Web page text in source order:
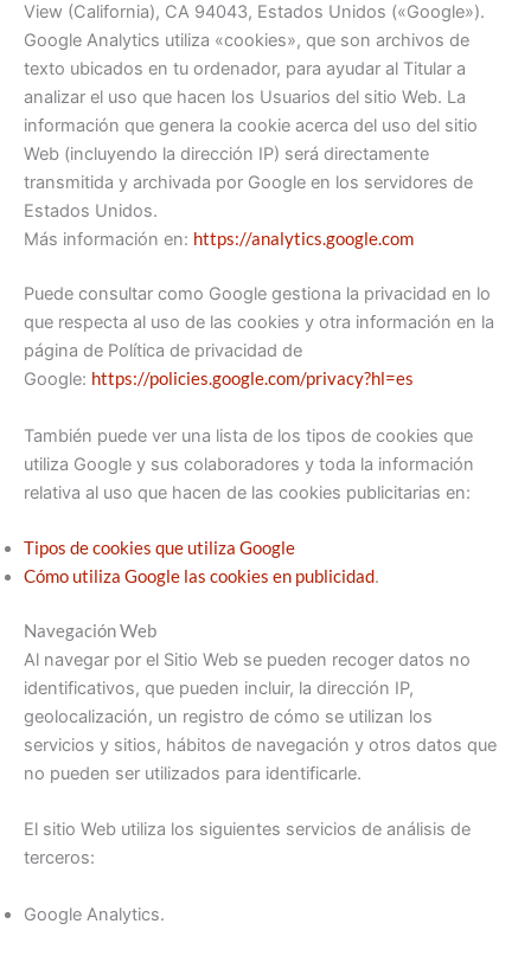
View (California), CA 94043, Estados Unidos («Google»).
Google Analytics utiliza «cookies», que son archivos de
texto ubicados en tu ordenador, para ayudar al Titular a
analizar el uso que hacen los Usuarios del sitio Web. La
información que genera la cookie acerca del uso del sitio
Web (incluyendo la dirección IP) será directamente
transmitida y archivada por Google en los servidores de
Estados Unidos.
Más información en: https://analytics.google.com
Puede consultar como Google gestiona la privacidad en lo
que respecta al uso de las cookies y otra información en la
página de Política de privacidad de
Google: https://policies.google.com/privacy?hl=es
También puede ver una lista de los tipos de cookies que
utiliza Google y sus colaboradores y toda la información
relativa al uso que hacen de las cookies publicitarias en:
Tipos de cookies que utiliza Google
Cómo utiliza Google las cookies en publicidad.
Navegación Web
Al navegar por el Sitio Web se pueden recoger datos no
identificativos, que pueden incluir, la dirección IP,
geolocalización, un registro de cómo se utilizan los
servicios y sitios, hábitos de navegación y otros datos que
no pueden ser utilizados para identificarle.
El sitio Web utiliza los siguientes servicios de análisis de
terceros:
Google Analytics.